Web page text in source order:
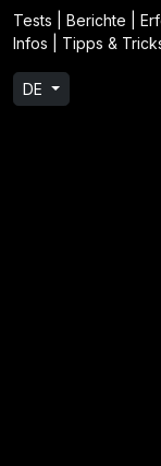
Tests | Berichte |
Infos | Tipps &
DE